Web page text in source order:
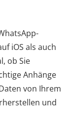
iOS als auch
ob Sie
Anhänge
von Ihrem
und